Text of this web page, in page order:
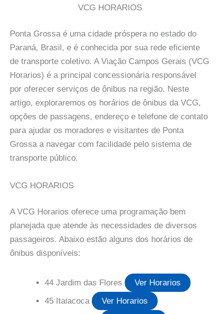
VCG HORARIOS
Ponta Grossa é uma cidade próspera no estado do
Paraná, Brasil, e é conhecida por sua rede eficiente
de transporte coletivo. A Viação Campos Gerais (VCG
Horarios) é a principal concessionária responsável
por oferecer serviços de ônibus na região. Neste
artigo, exploraremos os horários de ônibus da VCG,
opções de passagens, endereço e telefone de contato
para ajudar os moradores e visitantes de Ponta
Grossa a navegar com facilidade pelo sistema de
transporte público.
VCG HORARIOS
A VCG Horarios oferece uma programação bem
planejada que atende às necessidades de diversos
passageiros. Abaixo estão alguns dos horários de
ônibus disponíveis:
44 Jardim das Flores
Ver Horarios
45 Itaiacoca
Ver Horarios